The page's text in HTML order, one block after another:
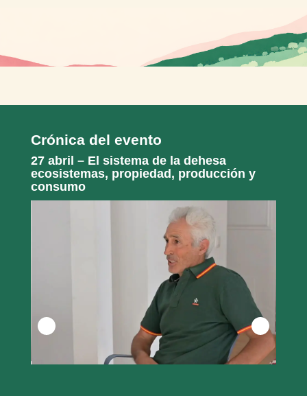
Crónica del evento
27 abril – El sistema de la dehesa
ecosistemas, propiedad, producción y
consumo